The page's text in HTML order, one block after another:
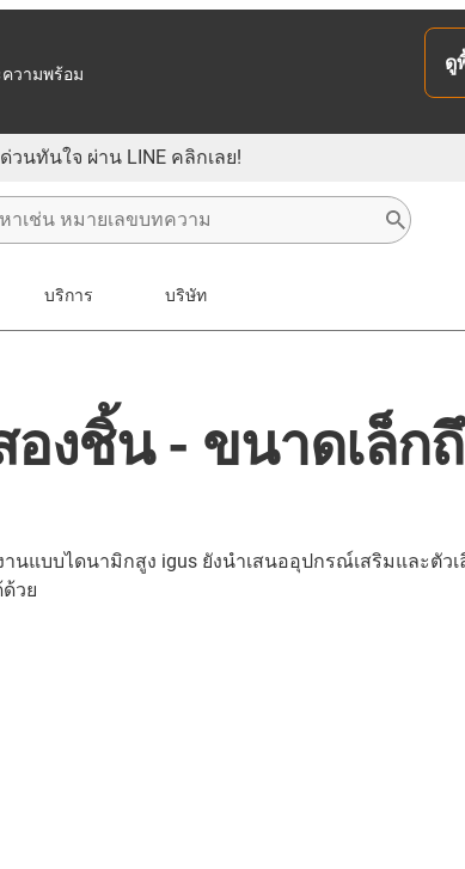
วามพร้อม
ดู
วนทันใจ ผ่าน LINE คลิกเลย!
บริการ บริษัท
งชิ้น - ขนาดเล็ก
แบบไดนามิกสูง igus ยังนำเสนออุปกรณ์เสริมและตัว
วย